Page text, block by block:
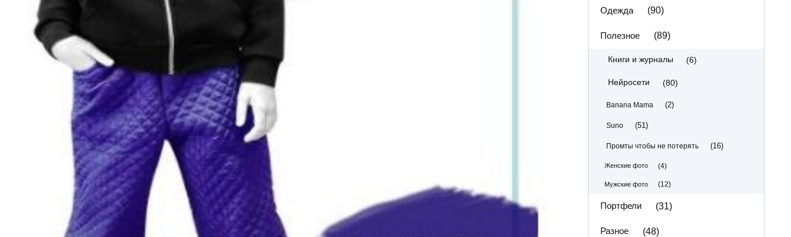
Одежда (90)
Полезное (89)
Книги и журналы (6)
Нейросети (80)
Banana Mama (2)
Suno (51)
Промты чтобы не потерять (16)
Женские фото (4)
Мужские фото (12)
Портфели (31)
Разное (48)